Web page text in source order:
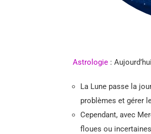
Astrologie :
La Lune passe la
problèmes et gérer
Cependant, avec
floues ou